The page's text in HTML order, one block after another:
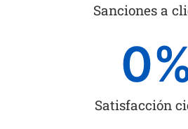
Sanciones a
Satisfacción
0